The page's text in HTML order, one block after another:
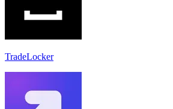
TradeLocker